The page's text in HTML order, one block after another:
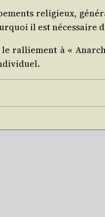
reli­gieux,
il est
ral­lie­ment à «